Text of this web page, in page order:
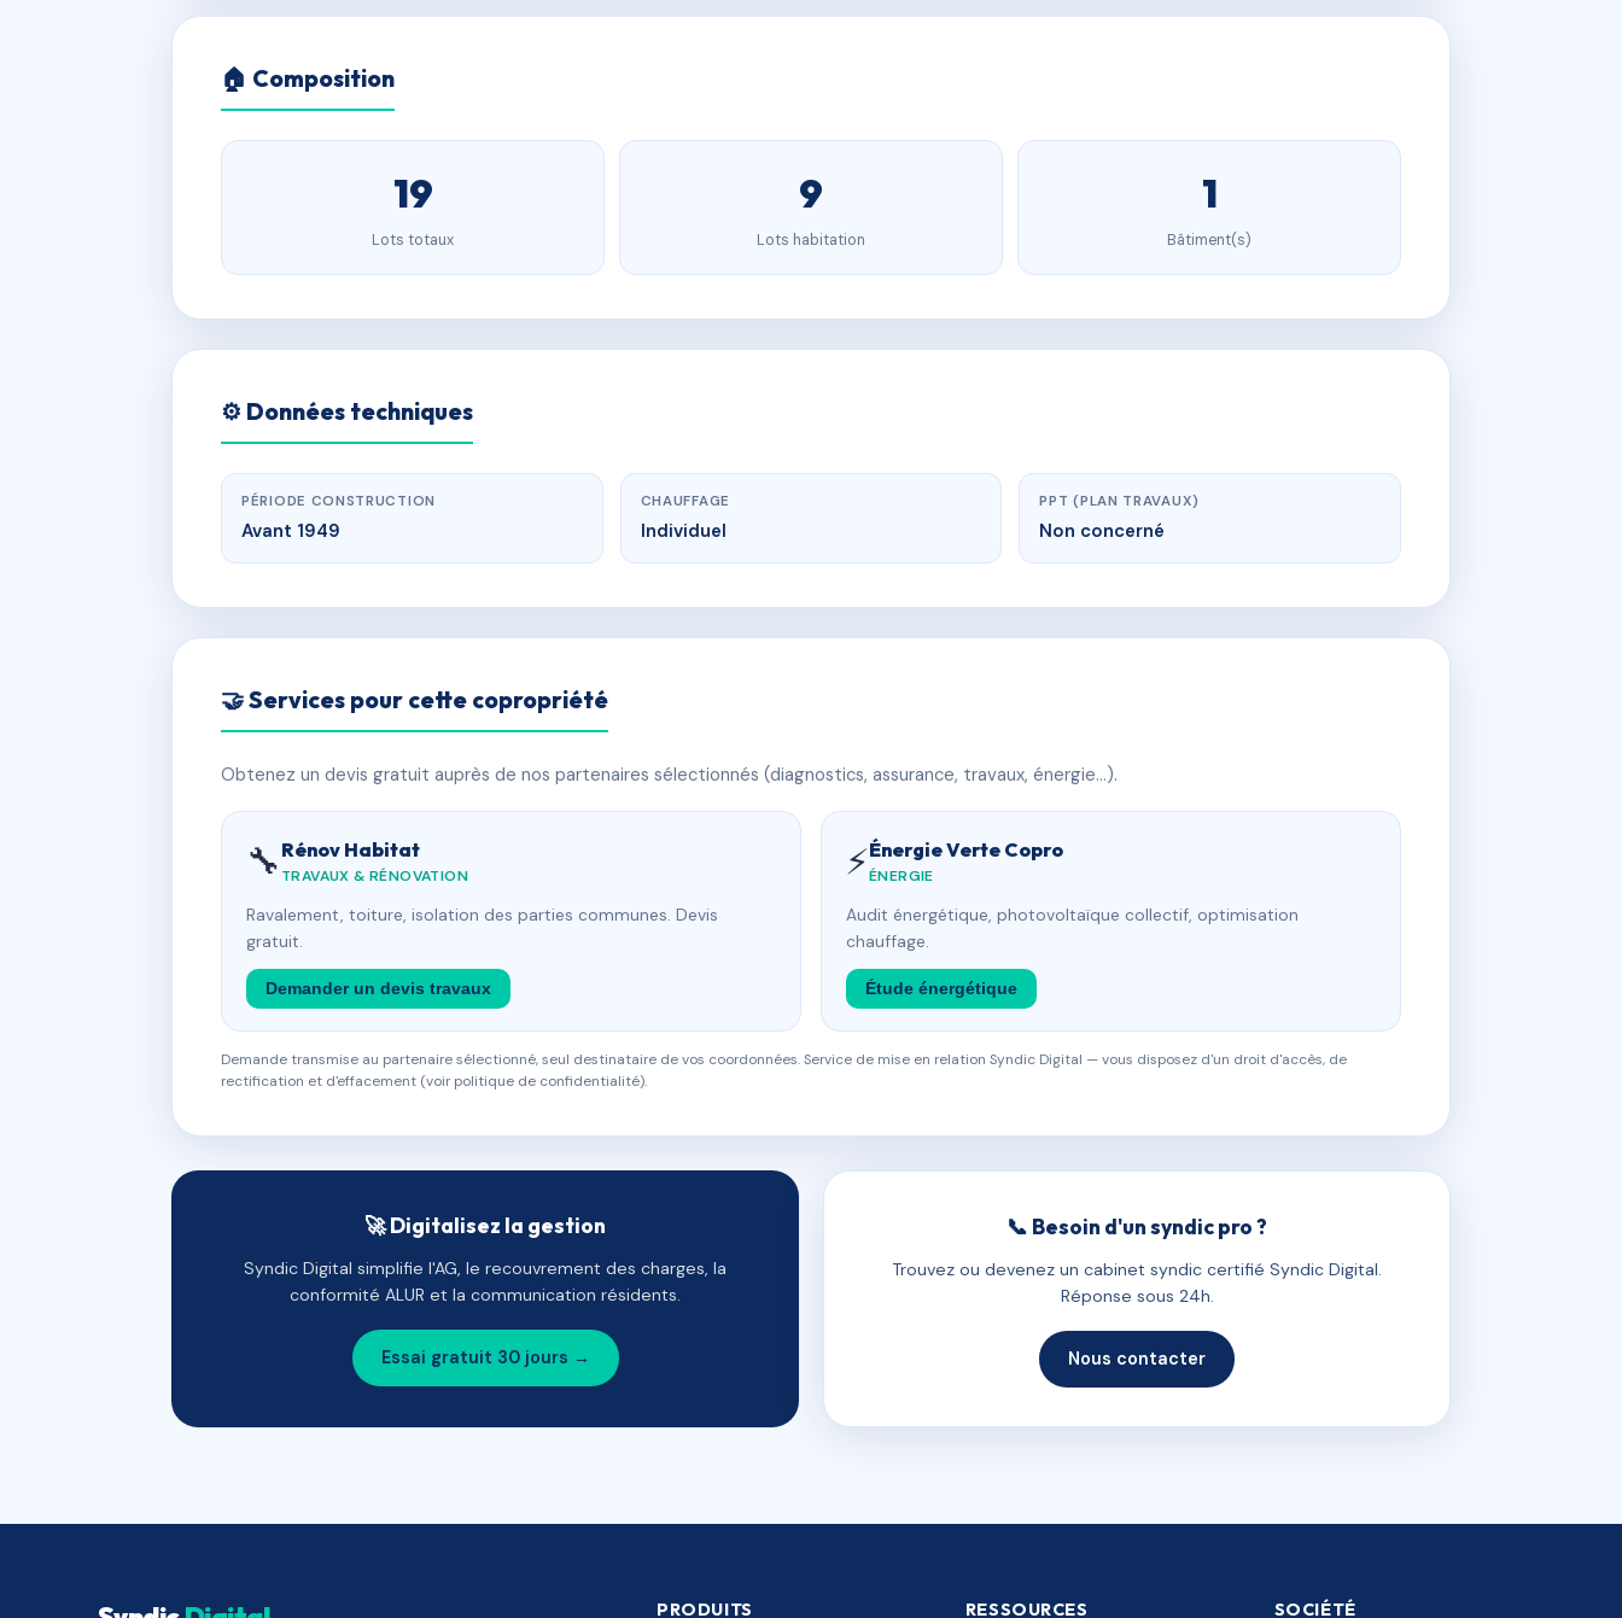
🏠 Composition
19
Lots totaux
9
Lots habitation
1
Bâtiment(s)
⚙️ Données techniques
PÉRIODE CONSTRUCTION
Avant 1949
CHAUFFAGE
Individuel
PPT (PLAN TRAVAUX)
Non concerné
🤝 Services pour cette copropriété
Obtenez un devis gratuit auprès de nos partenaires sélectionnés (diagnostics, assurance, travaux, énergie…).
🔧 Rénov Habitat
TRAVAUX & RÉNOVATION
Ravalement, toiture, isolation des parties communes. Devis
gratuit.
Demander un devis travaux
⚡Énergie Verte Copro
ÉNERGIE
Audit énergétique, photovoltaïque collectif, optimisation
chauffage.
Étude énergétique
Demande transmise au partenaire sélectionné, seul destinataire de vos coordonnées. Service de mise en relation Syndic Digital — vous disposez d'un droit d'accès, de
rectification et d'effacement (voir politique de confidentialité).
🚀 Digitalisez la gestion
Syndic Digital simplifie l'AG, le recouvrement des charges, la
conformité ALUR et la communication résidents.
Essai gratuit 30 jours →
📞 Besoin d'un syndic pro ?
Trouvez ou devenez un cabinet syndic certifié Syndic Digital.
Réponse sous 24h.
Nous contacter
PRODUITS RESSOURCES SOCIÉTÉ